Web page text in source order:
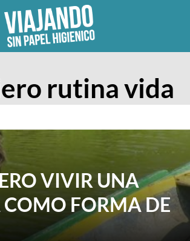
rutina vida
VIVIR UNA
FORMA DE